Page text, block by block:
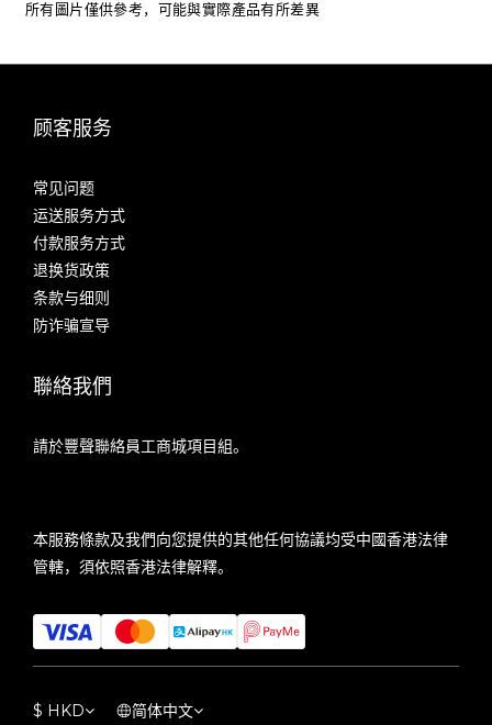
所有圖片僅供參考，可能與實際產品有所差異
顾客服务
常见问题
运送服务方式
付款服务方式
退换货政策
条款与细则
防诈骗宣导
聯絡我們
請於豐聲聯絡員工商城項目組。
本服務條款及我們向您提供的其他任何協議均受中國香港法律
管轄，須依照香港法律解釋。
$ HKD 简体中文